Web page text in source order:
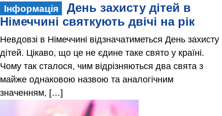
Інформація
День захисту дітей в
Німеччині святкують двічі на рік
Невдовзі в Німеччині відзначатиметься День захисту
дітей. Цікаво, що це не єдине таке свято у країні.
Чому так сталося, чим відрізняються два свята з
майже однаковою назвою та аналогічним
значенням, […]